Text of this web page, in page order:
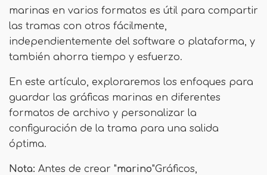
marinas en varios formatos es útil para compartir
las tramas con otros fácilmente,
independientemente del software o plataforma, y ​​
también ahorra tiempo y esfuerzo.
En este artículo, exploraremos los enfoques para
guardar las gráficas marinas en diferentes
formatos de archivo y personalizar la
configuración de la trama para una salida
óptima.
Nota: Antes de crear "marino"Gráficos,